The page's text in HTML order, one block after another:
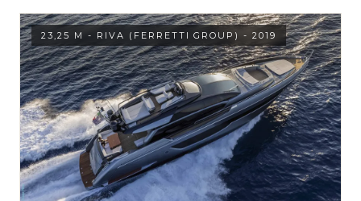
23,25 M - RIVA (FERRETTI GROUP) - 2019